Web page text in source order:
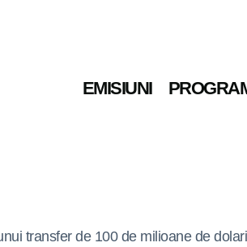
EMISIUNI
transfer de 100 de milioane de